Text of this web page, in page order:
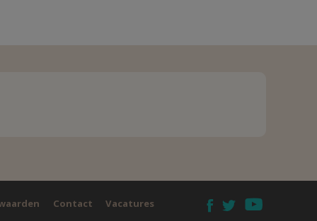
Vacatures
Contact